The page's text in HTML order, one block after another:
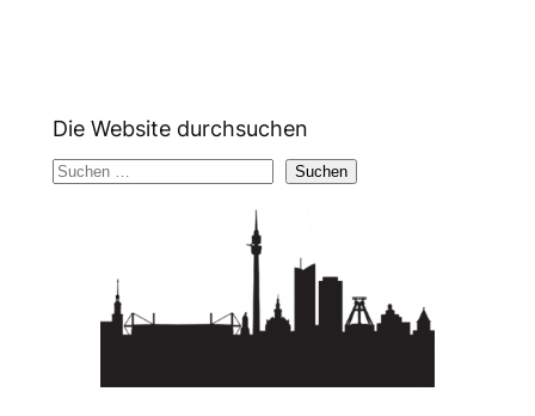
Die Website durchsuchen
S
Suchen